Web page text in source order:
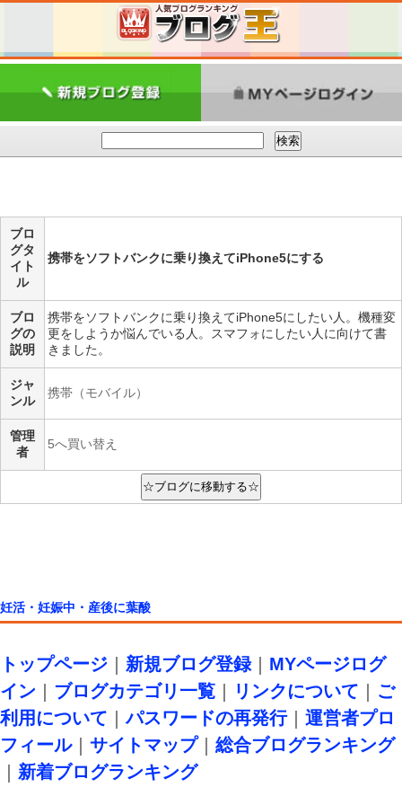
ブロ
グタ
イト
ル
携帯をソフトバンクに乗り換えてiPhone5にする
ブロ
グの
説明
携帯をソフトバンクに乗り換えてiPhone5にしたい人。機種変
更をしようか悩んでいる人。スマフォにしたい人に向けて書
きました。
ジャ
ンル
携帯（モバイル）
管理
者
5へ買い替え
妊活・妊娠中・産後に葉酸
トップページ 新規ブログ登録｜ MYページログ
イン
ブログカテゴリ一覧 リンクについて
ご
利用について ｜パスワードの再発行｜ 運営者プロ
フィール｜ サイトマップ｜ 総合ブログランキング
新着ブログランキング